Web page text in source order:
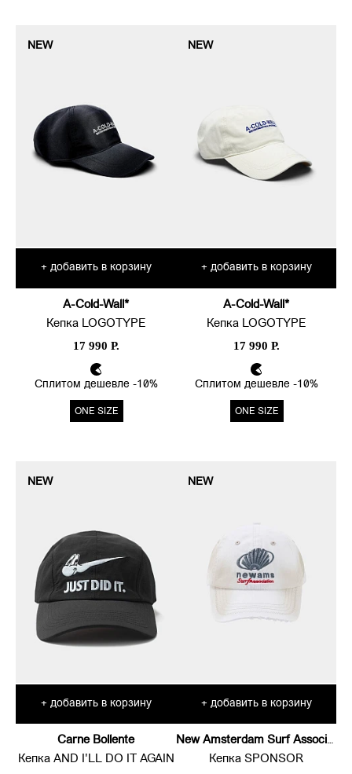
NEW
+ добавить в корзину
A-Cold-Wall*
Кепка LOGOTYPE
17 990 Р.
Сплитом дешевле -10%
ONE SIZE
NEW
+ добавить в корзину
A-Cold-Wall*
Кепка LOGOTYPE
17 990 Р.
Сплитом дешевле -10%
ONE SIZE
NEW
+ добавить в корзину
Carne Bollente
Кепка AND I'LL DO IT AGAIN
NEW
+ добавить в корзину
New Amsterdam Surf Association
Кепка SPONSOR